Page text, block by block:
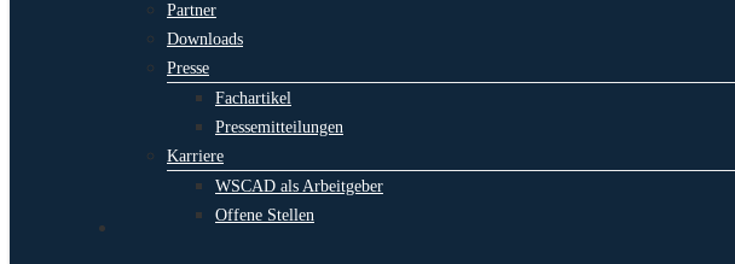
Partner
Downloads
Presse
Fachartikel
Pressemitteilungen
Karriere
WSCAD als Arbeitgeber
Offene Stellen